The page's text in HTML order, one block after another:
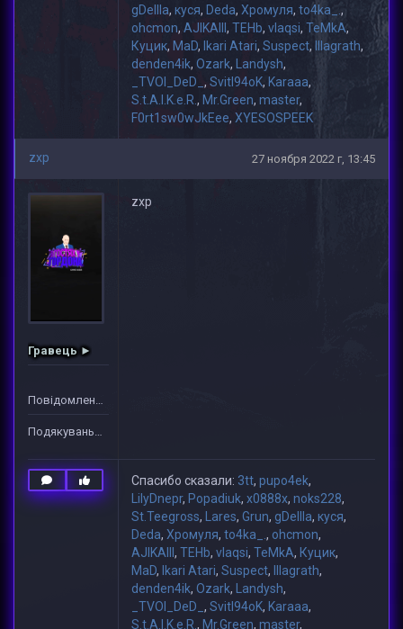
gDeIIIa, куся, Deda, Хромуля, to4ka_. ,
ohcmon, AJIKAIII , TEHb, vlaqsi, TeMkA,
Куцик, MaD, Ikari Atari, Suspect, lllagrath,
denden4ik, Ozark, Landysh,
_TVOI_DeD_ , Svitl94oK, Karaaa,
S.t.A.l.K.e.R. , Mr.Green, master,
F0rt1sw0wJkEee, XYESOSPEEK
zxp 27 ноября 2022 г, 13:45
Гравець ►
Повідомлень: 1
Подякувань: 35
zxp
Спасибо сказали: 3tt, pupo4ek,
LilyDnepr, Popadiuk, x0888x, noks228,
St.Teegross, Lares, Grun, gDeIIIa, куся,
Deda, Хромуля, to4ka_., ohcmon,
AJIKAIII , TEHb, vlaqsi, TeMkA, Куцик,
MaD, Ikari Atari, Suspect, lllagrath,
denden4ik, Ozark, Landysh,
_TVOI_DeD_ , Svitl94oK, Karaaa,
S.t.A.l.K.e.R., Mr.Green, master,